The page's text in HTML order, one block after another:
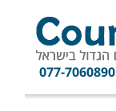
077-7060890